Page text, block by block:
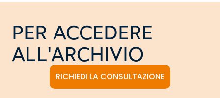
PER ACCEDERE
ALL'ARCHIVIO
RICHIEDI LA CONSULTAZIONE